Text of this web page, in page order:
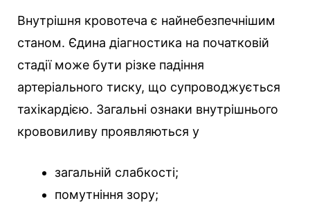
Внутрішня кровотеча є найнебезпечнішим
станом. Єдина діагностика на початковій
стадії може бути різке падіння
артеріального тиску, що супроводжується
тахікардією. Загальні ознаки внутрішнього
крововиливу проявляються у
загальній слабкості;
помутніння зору;